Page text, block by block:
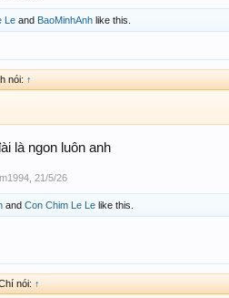
Le and BaoMinhAnh like this.
nói: ↑
là ngon luôn anh
21/5/26
and Con Chim Le Le like this.
nói: ↑